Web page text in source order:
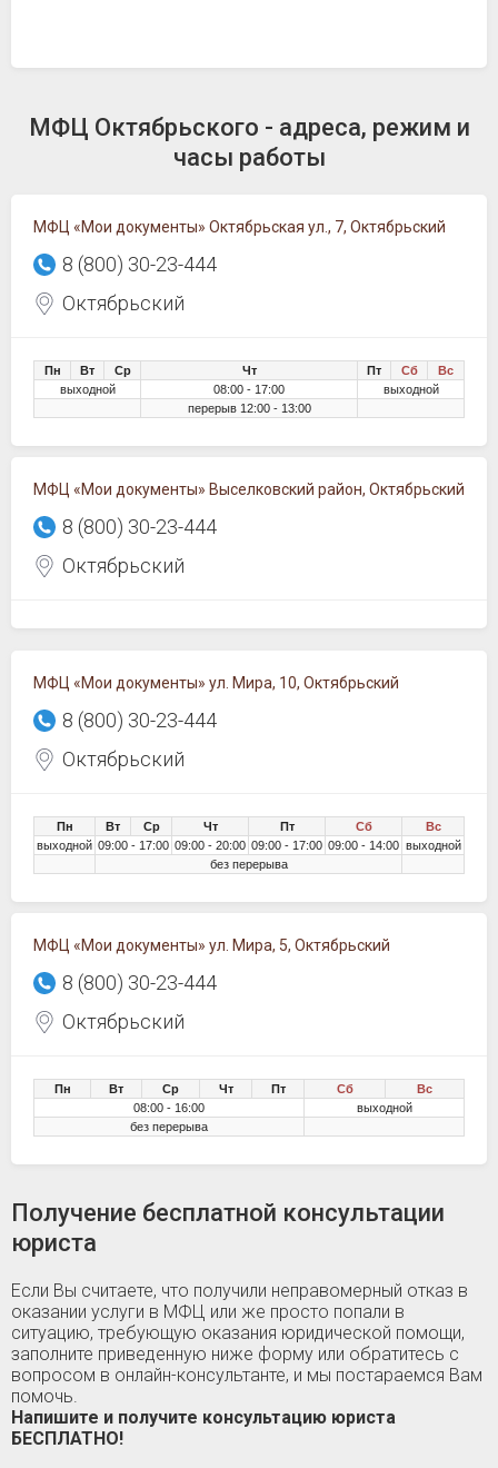
МФЦ Октябрьского - адреса, режим и
часы работы
МФЦ «Мои документы» Октябрьская ул., 7, Октябрьский
8 (800) 30-23-444
Октябрьский
Пн Вт Ср Чт Пт Сб
Вс
выходной
08:00 - 17:00
выходной
перерыв 12:00 - 13:00
МФЦ «Мои документы» Выселковский район, Октябрьский
8 (800) 30-23-444
Октябрьский
МФЦ «Мои документы» ул. Мира, 10, Октябрьский
8 (800) 30-23-444
Октябрьский
Пн Вт Ср Чт Пт Сб
Вс
выходной 09:00 - 17:00 09:00 - 20:00 09:00 - 17:00 09:00 - 14:00 выходной
без перерыва
МФЦ «Мои документы» ул. Мира, 5, Октябрьский
8 (800) 30-23-444
Октябрьский
Пн Вт Ср Чт Пт Сб
Вс
08:00 - 16:00
выходной
без перерыва
Получение бесплатной консультации
юриста
Если Вы считаете, что получили неправомерный отказ в
оказании услуги в МФЦ или же просто попали в
ситуацию, требующую оказания юридической помощи,
заполните приведенную ниже форму или обратитесь с
вопросом в онлайн-консультанте, и мы постараемся Вам
помочь.
Напишите и получите консультацию юриста
БЕСПЛАТНО!